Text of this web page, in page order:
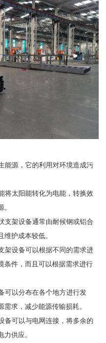
能源，它的利用对环境造成污
将太阳能转化为电能，转换效
支架设备通常由耐候钢或铝合
护成本较低。
架设备可以根据不同的需求进
条件，而且可以根据需求进行
可以分布在各个地方进行发
求，减少能源传输损耗。
备可以与电网连接，将多余的
供应。